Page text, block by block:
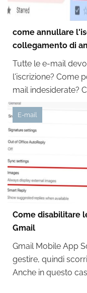
come annullare
collegamento di
Tutte le e-mail
l'iscrizione? Come
mail indesiderate?
E-mail
Come disabilitare
Gmail
Gmail Mobile App
gestire, quindi
Anche in questo